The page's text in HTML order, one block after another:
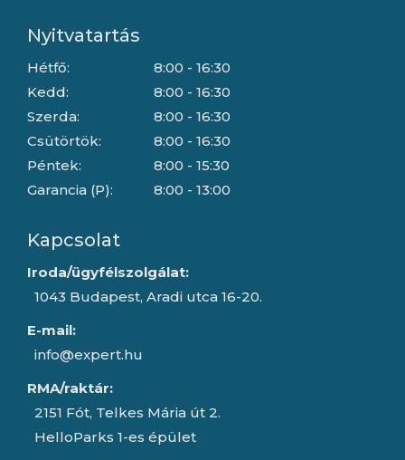
Nyitvatartás
Hétfő:
Kedd:
Szerda:
Csütörtök:
Péntek:
Garancia (P):
8:00 - 16:30
8:00 - 16:30
8:00 - 16:30
8:00 - 16:30
8:00 - 15:30
8:00 - 13:00
Kapcsolat
Iroda/ügyfélszolgálat:
1043 Budapest, Aradi utca 16-20.
E-mail:
info@expert.hu
RMA/raktár:
2151 Fót, Telkes Mária út 2.
HelloParks 1-es épület